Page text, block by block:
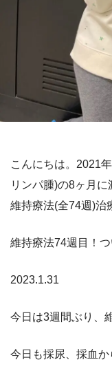
こんにちは。2021
リンパ腫)の8ヶ月
維持療法(全74週)治
維持療法74週目！つ
2023.1.31
今日は3週間ぶり、
今日も採尿、採血か